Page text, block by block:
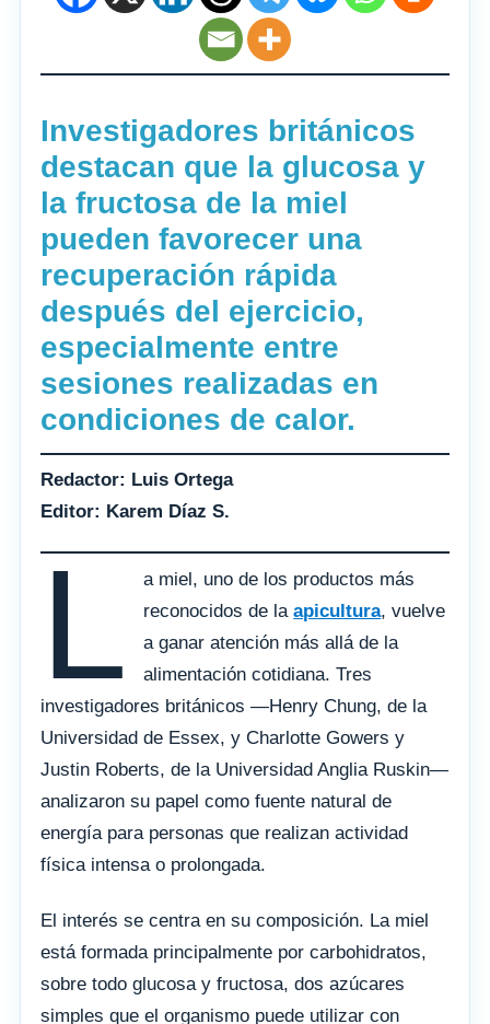
Investigadores británicos
destacan que la glucosa y
la fructosa de la miel
pueden favorecer una
recuperación rápida
después del ejercicio,
especialmente entre
sesiones realizadas en
condiciones de calor.
Redactor: Luis Ortega
Editor: Karem Díaz S.
L
a miel, uno de los productos más
reconocidos de laapicultura, vuelve
a ganar atención más allá de la
alimentación cotidiana. Tres
investigadores británicos —Henry Chung, de la
Universidad de Essex, y Charlotte Gowers y
Justin Roberts, de la Universidad Anglia Ruskin—
analizaron su papel como fuente natural de
energía para personas que realizan actividad
física intensa o prolongada.
El interés se centra en su composición. La miel
está formada principalmente por carbohidratos,
sobre todo glucosa y fructosa, dos azúcares
simples que el organismo puede utilizar con